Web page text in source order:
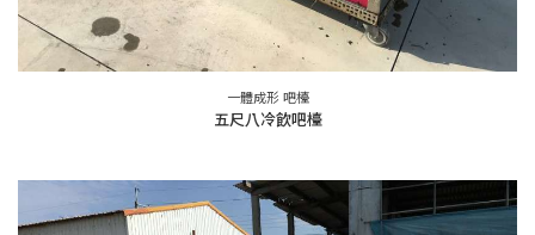
一體成形 吧檯
五尺八冷飲吧檯